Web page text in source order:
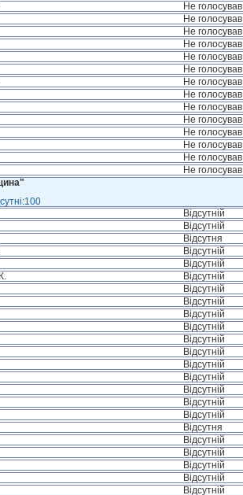
Не голосував
Не голосував
Не голосував
Не голосував
Не голосував
Не голосував
Не голосував
Не голосував
Не голосував
Не голосував
Не голосував
Не голосував
Не голосував
Не голосував
Відсутній
Відсутній
Відсутня
Відсутній
Відсутній
Відсутній
Відсутній
Відсутній
Відсутній
Відсутній
Відсутній
Відсутній
Відсутній
Відсутній
Відсутній
Відсутній
Відсутній
Відсутня
Відсутній
Відсутній
Відсутній
Відсутній
Відсутній